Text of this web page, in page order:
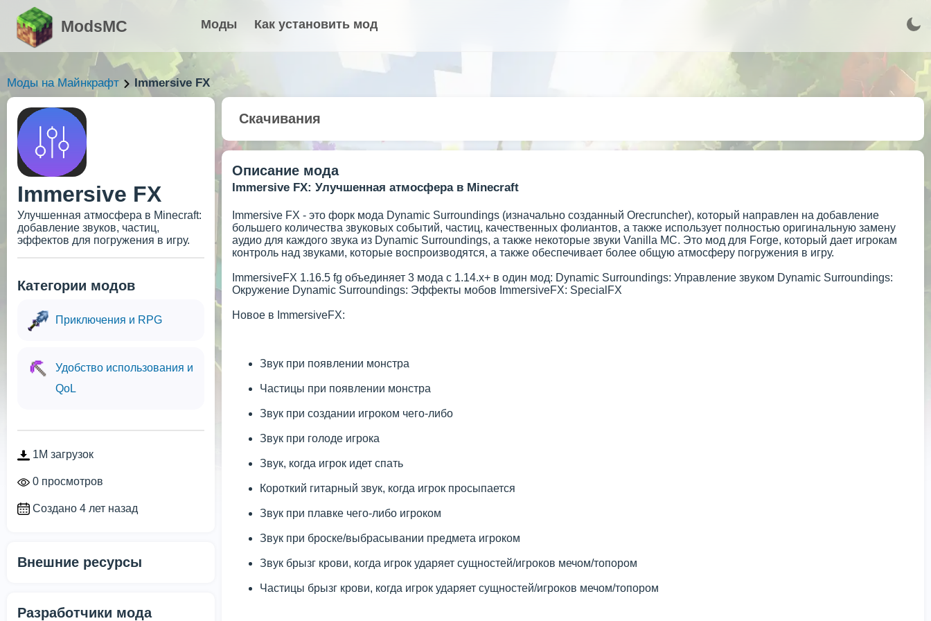
ModsMC Моды Как установить мод
Моды на Майнкрафт Immersive FX
Immersive FX
Улучшенная атмосфера в Minecraft:
добавление звуков, частиц,
эффектов для погружения в игру.
Категории модов
Приключения и RPG
Удобство использования и
QoL
1M загрузок
0 просмотров
Создано 4 лет назад
Внешние ресурсы
Разработчики мода
Скачивания
Описание мода
Immersive FX: Улучшенная атмосфера в Minecraft
Immersive FX - это форк мода Dynamic Surroundings (изначально созданный Orecruncher), который направлен на добавление
большего количества звуковых событий, частиц, качественных фолиантов, а также использует полностью оригинальную замену
аудио для каждого звука из Dynamic Surroundings, а также некоторые звуки Vanilla MC. Это мод для Forge, который дает игрокам
контроль над звуками, которые воспроизводятся, а также обеспечивает более общую атмосферу погружения в игру.
ImmersiveFX 1.16.5 fg объединяет 3 мода с 1.14.x+ в один мод: Dynamic Surroundings: Управление звуком Dynamic Surroundings:
Окружение Dynamic Surroundings: Эффекты мобов ImmersiveFX: SpecialFX
Новое в ImmersiveFX:
Звук при появлении монстра
Частицы при появлении монстра
Звук при создании игроком чего-либо
Звук при голоде игрока
Звук, когда игрок идет спать
Короткий гитарный звук, когда игрок просыпается
Звук при плавке чего-либо игроком
Звук при броске/выбрасывании предмета игроком
Звук брызг крови, когда игрок ударяет сущностей/игроков мечом/топором
Частицы брызг крови, когда игрок ударяет сущностей/игроков мечом/топором